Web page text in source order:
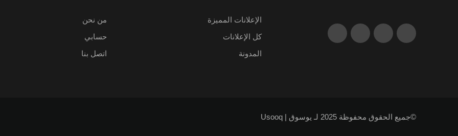
الإعلانات المميزة
كل الإعلانات
المدونة
من نحن
حسابي
اتصل بنا
©جميع الحقوق محفوظة 2025 لـ يوسوق | Usooq